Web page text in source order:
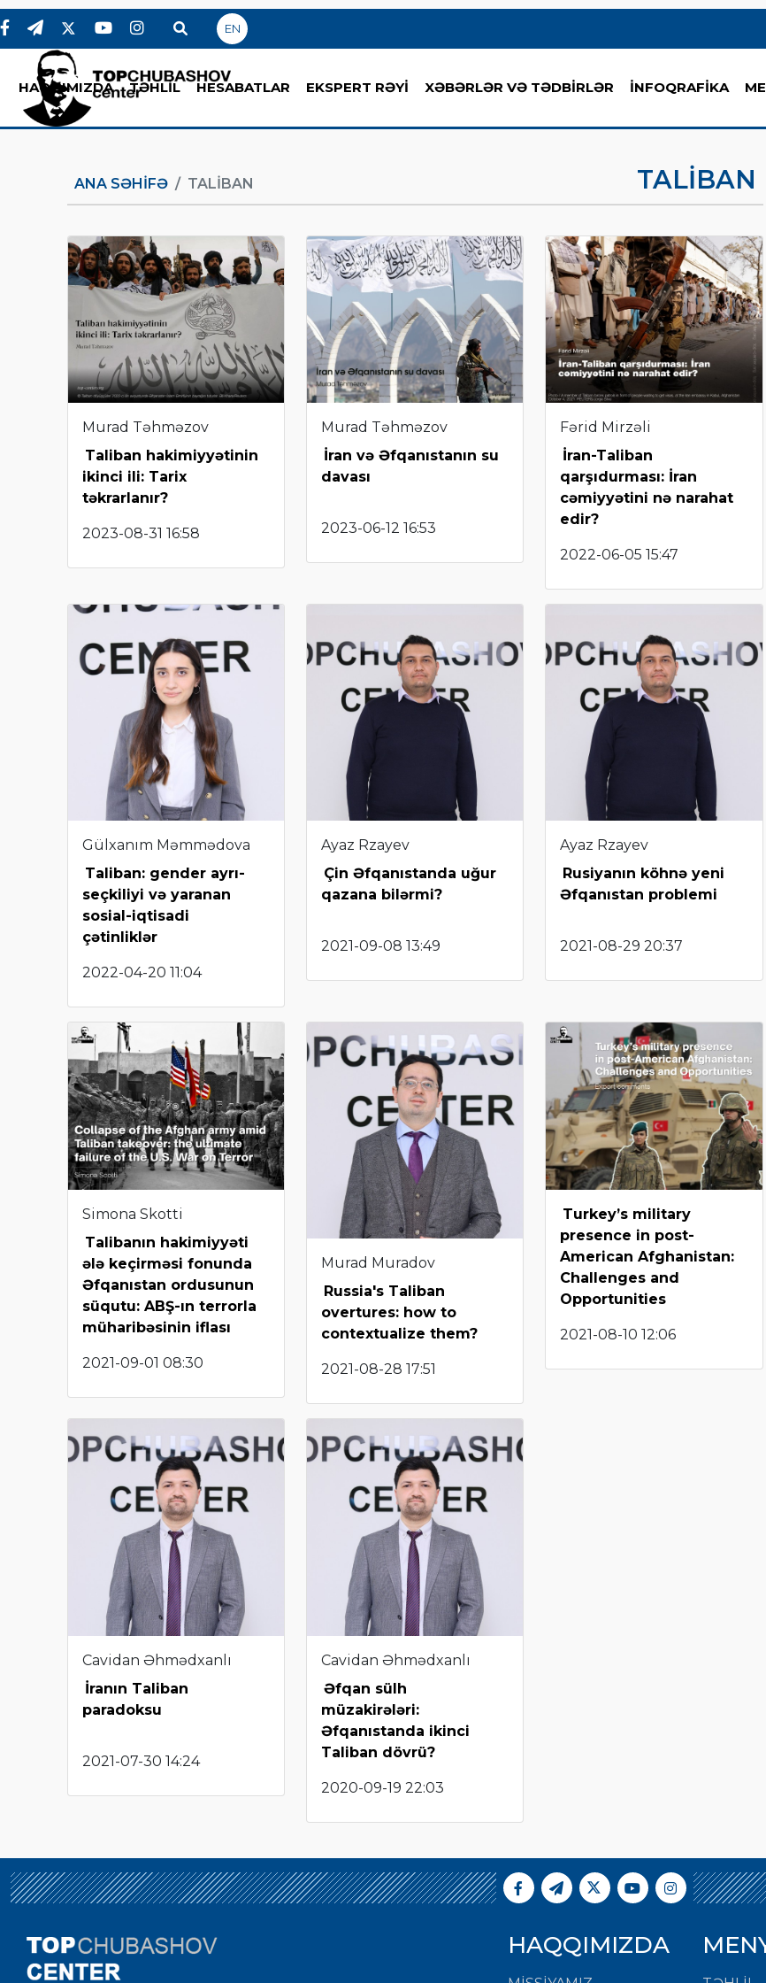
EN
HAQQIMIZDA TƏHLİL HESABATLAR EKSPERT RƏYİ XƏBƏRLƏR VƏ TƏDBİRLƏR İNFOQRAFİKA
ANA SƏHIFƏ TALIBAN TALIBAN
Murad Təhməzov
Taliban hakimiyyətinin
ikinci ili: Tarix
təkrarlanır?
2023-08-31 16:58
Murad Təhməzov
İran və Əfqanıstanın su
davası
2023-06-12 16:53
Fərid Mirzəli
İran-Taliban
qarşıdurması: İran
cəmiyyətini nə narahat
edir?
2022-06-05 15:47
Gülxanım Məmmədova
Taliban: gender ayrı-
seçkiliyi və yaranan
sosial-iqtisadi
çətinliklər
2022-04-20 11:04
Ayaz Rzayev
Çin Əfqanıstanda uğur
qazana bilərmi?
2021-09-08 13:49
Ayaz Rzayev
Rusiyanın köhnə yeni
Əfqanıstan problemi
2021-08-29 20:37
Simona Skotti
Talibanın hakimiyyəti
ələ keçirməsi fonunda
Əfqanıstan ordusunun
süqutu: ABŞ-ın terrorla
müharibəsinin iflası
2021-09-01 08:30
Murad Muradov
Russia's Taliban
overtures: how to
contextualize them?
2021-08-28 17:51
Turkey’s military
presence in post-
American Afghanistan:
Challenges and
Opportunities
2021-08-10 12:06
Cavidan Əhmədxanlı
İranın Taliban
paradoksu
2021-07-30 14:24
Cavidan Əhmədxanlı
Əfqan sülh
müzakirələri:
Əfqanıstanda ikinci
Taliban dövrü?
2020-09-19 22:03
HAQQIMIZDA